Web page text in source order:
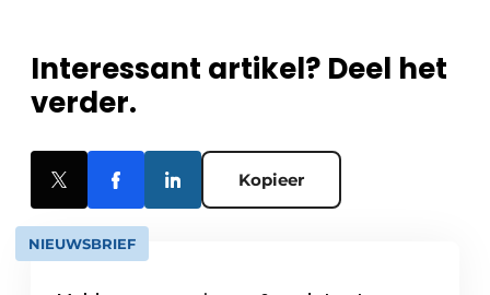
Interessant artikel? Deel het
verder.
Kopieer
NIEUWSBRIEF